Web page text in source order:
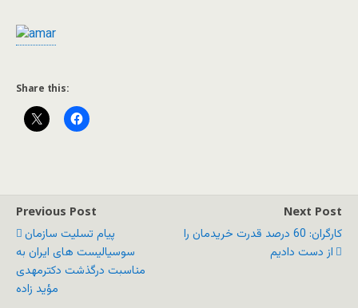
Share this:
Previous Post
پيام تسليت سازمان
سوسياليست های ايران به
مناسبت درگذشت دکترمهدی
مؤيد زاده
Next Post
کارگران: 60 درصد قدرت خریدمان را
از دست دادیم